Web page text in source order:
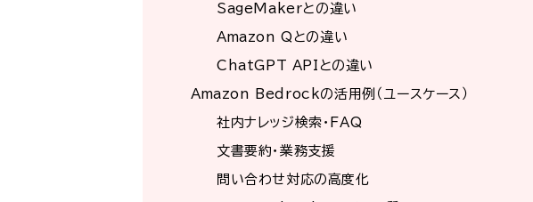
SageMakerとの違い
Amazon Qとの違い
ChatGPT APIとの違い
Amazon Bedrockの活用例（ユースケース）
社内ナレッジ検索・FAQ
文書要約・業務支援
問い合わせ対応の高度化